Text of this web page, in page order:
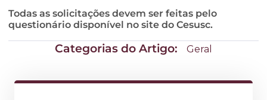
Todas as solicitações devem ser feitas pelo
questionário disponível no site do Cesusc.
Categorias do Artigo: Geral